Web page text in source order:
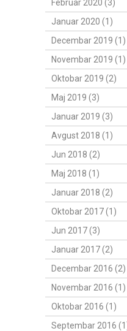
Februar 2020 (3)
Januar 2020 (1)
Decembar 2019 (1)
Novembar 2019 (1)
Oktobar 2019 (2)
Maj 2019 (3)
Januar 2019 (3)
Avgust 2018 (1)
Jun 2018 (2)
Maj 2018 (1)
Januar 2018 (2)
Oktobar 2017 (1)
Jun 2017 (3)
Januar 2017 (2)
Decembar 2016 (2)
Novembar 2016 (1)
Oktobar 2016 (1)
Septembar 2016